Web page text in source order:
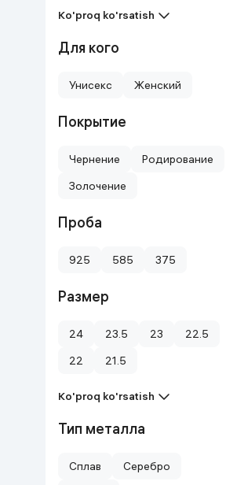
Uy uchun tovarlar
Uy va bog‘
Kanselyariya
Maishiy kimyo
kiyimlar
Ko'proq ko'rsatish
Для кого
Унисекс Женский
Покрытие
Чернение
Родирование
Золочение
Проба
925 585 375
Размер
24 23.5 23
22.5
22
21.5
Ko'proq ko'rsatish
Тип металла
Сплав
Серебро